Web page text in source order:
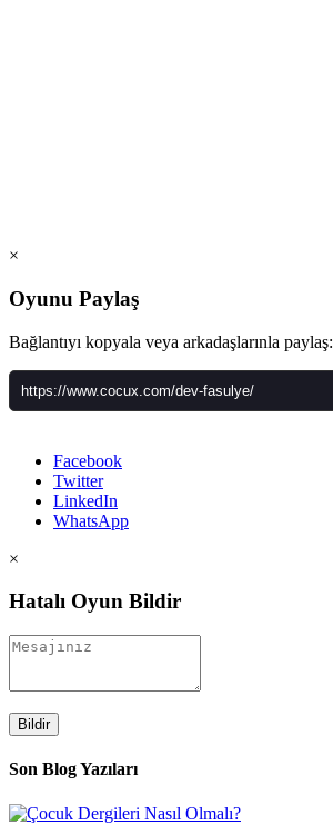
×
Oyunu Paylaş
Bağlantıyı kopyala veya arkadaşlarınla paylaş:
Facebook
Twitter
LinkedIn
WhatsApp
×
Hatalı Oyun Bildir
Bildir
Son Blog Yazıları